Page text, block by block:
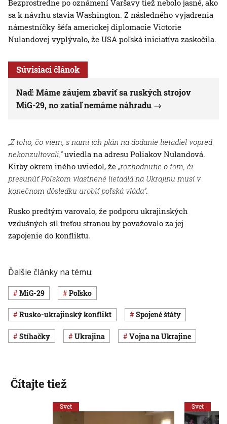
Bezprostredne po oznámení Varšavy tiež nebolo jasné, ako
sa k návrhu stavia Washington. Z následného vyjadrenia
námestníčky šéfa americkej diplomacie Victorie
Nulandovej vyplývalo, že USA poľská iniciatíva zaskočila.
Súvisiaci článok
Naď: Máme záujem zbaviť sa ruských strojov
MiG-29, no zatiaľ nemáme náhradu
„Z toho, čo viem, s nami ich plán na dodanie lietadiel vopred
nekonzultovali,“uviedla na adresu Poliakov Nulandová.
Kirby okrem iného uviedol, že „rozhodnutie o tom, či
presunúť Poľskom vlastnené lietadlá na Ukrajinu musí v
konečnom dôsledku urobiť poľská vláda“.
Rusko predtým varovalo, že podporu ukrajinských
vzdušných síl treťou stranou by považovalo za jej
zapojenie do konfliktu.
Ďalšie články na tému:
MiG-29 Poľsko
rusko-ukrajinský konflikt Spojené štáty
stíhačky Ukrajina vojna na Ukrajine
Čítajte tiež
Svet Svet